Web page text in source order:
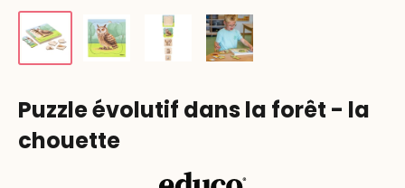
Puzzle évolutif dans la forêt - la
chouette